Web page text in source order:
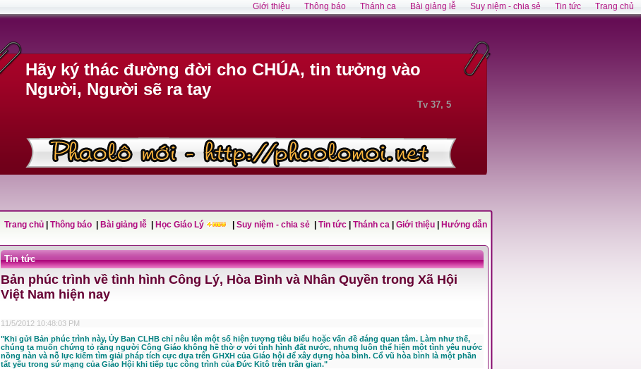
Hãy ký thác đường đời cho CHÚA, tin tưởng vào
Người, Người sẽ ra tay
Tv 37, 5
Trang chủ Thông báo Bài giảng lễ Học Giáo Lý Suy niệm - chia sẻ Tin tức Thánh ca Giới thiệu Hướng dẫn
Tin tức
Bản phúc trình về tình hình Công Lý, Hòa Bình và Nhân Quyền trong Xã Hội
Việt Nam hiện nay
11/5/2012 10:48:03 PM
"Khi gửi Bản phúc trình này, Ủy Ban CLHB chỉ nêu lên một số hiện tượng tiêu biểu hoặc vấn đề đáng quan tâm. Làm như thế,
chúng ta muốn chứng tỏ rằng người Công Giáo không hề thờ ơ với tình hình đất nước, nhưng luôn thể hiện một tình yêu nước
nồng nàn và nỗ lực kiếm tìm giải pháp tích cực dựa trên GHXH của Giáo hội để xây dựng hòa bình. Cổ vũ hòa bình là một phần
tất yếu trong sứ mạng của Giáo Hội khi tiếp tục công trình của Đức Kitô trên trần gian."
Trang chủ
Tin tức
Suy niệm - chia sẻ
Bài giảng lễ
Thánh ca
Thông báo
Giới thiệu